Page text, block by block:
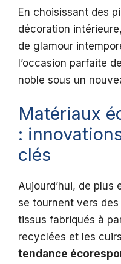
En choisissant des
décoration
de glamour
l’occasion parfaite
noble sous un
Matériaux
:
clés
Aujourd’hui, de plus
se tournent vers
tissus fabriqués à
recyclées et les
tendance